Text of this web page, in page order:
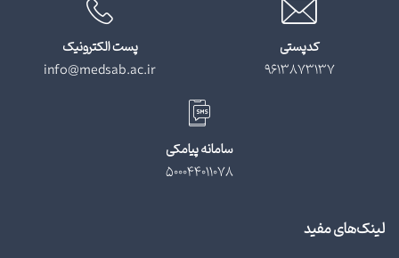
کدپستی
9613873137
پست الکترونیک
info@medsab.ac.ir
سامانه پیامکی
500044011078
لینک‌های مفید